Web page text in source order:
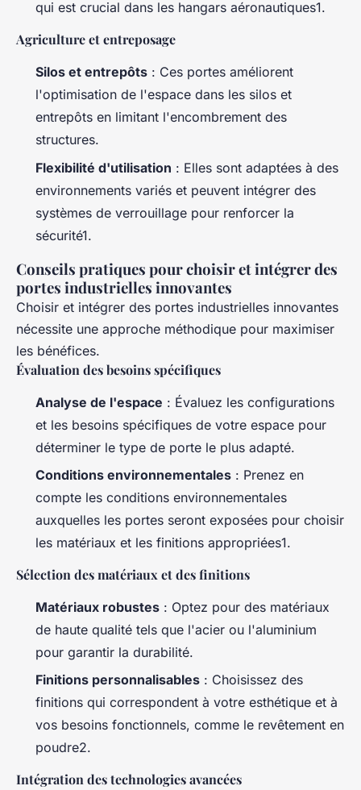
qui est crucial dans les hangars aéronautiques1.
Agriculture et entreposage
Silos et entrepôts : Ces portes améliorent
l'optimisation de l'espace dans les silos et
entrepôts en limitant l'encombrement des
structures.
Flexibilité d'utilisation : Elles sont adaptées à des
environnements variés et peuvent intégrer des
systèmes de verrouillage pour renforcer la
sécurité1.
Conseils pratiques pour choisir et intégrer des
portes industrielles innovantes
Choisir et intégrer des portes industrielles innovantes
nécessite une approche méthodique pour maximiser
les bénéfices.
Évaluation des besoins spécifiques
Analyse de l'espace : Évaluez les configurations
et les besoins spécifiques de votre espace pour
déterminer le type de porte le plus adapté.
Conditions environnementales : Prenez en
compte les conditions environnementales
auxquelles les portes seront exposées pour choisir
les matériaux et les finitions appropriées1.
Sélection des matériaux et des finitions
Matériaux robustes : Optez pour des matériaux
de haute qualité tels que l'acier ou l'aluminium
pour garantir la durabilité.
Finitions personnalisables : Choisissez des
finitions qui correspondent à votre esthétique et à
vos besoins fonctionnels, comme le revêtement en
poudre2.
Intégration des technologies avancées